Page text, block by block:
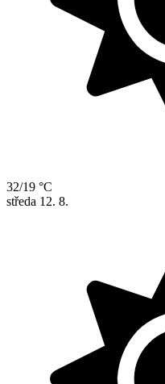
32/19 °C
středa 12. 8.